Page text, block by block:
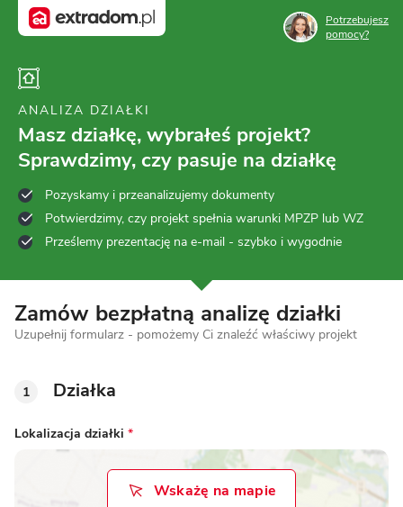
ANALIZA DZIAŁKI
Masz działkę, wybrałeś projekt?
Sprawdzimy, czy pasuje na działkę
Pozyskamy i przeanalizujemy dokumenty
Potwierdzimy, czy projekt spełnia warunki MPZP lub WZ
Prześlemy prezentację na e-mail - szybko i wygodnie
Potrzebujesz
pomocy?
Zamów bezpłatną analizę działki
Uzupełnij formularz - pomożemy Ci znaleźć właściwy projekt
1 Działka
Lokalizacja działki *
Wskażę na mapie